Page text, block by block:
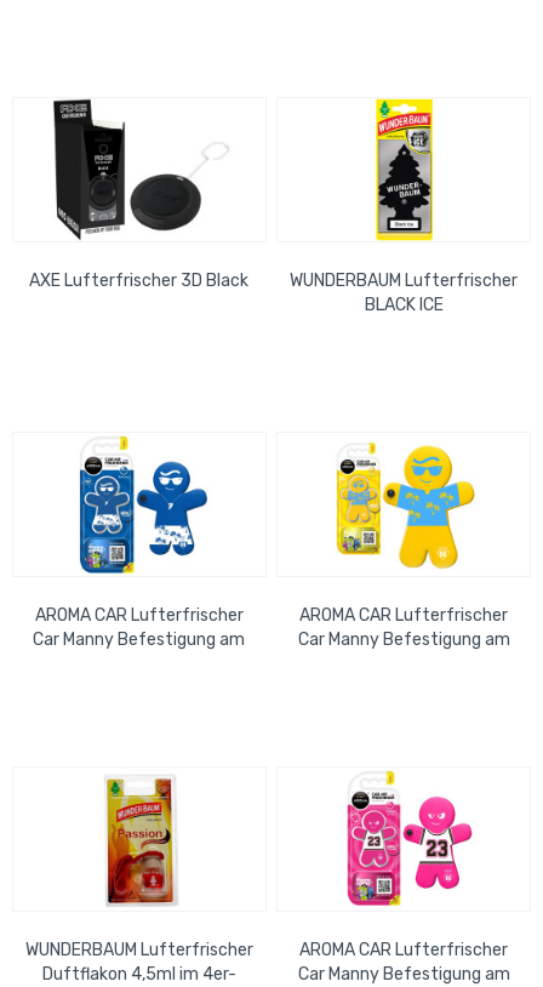
AXE Lufterfrischer 3D Black
WUNDERBAUM Lufterfrischer
BLACK ICE
AROMA CAR Lufterfrischer
Car Manny Befestigung am
AROMA CAR Lufterfrischer
Car Manny Befestigung am
WUNDERBAUM Lufterfrischer
Duftflakon 4,5ml im 4er-
AROMA CAR Lufterfrischer
Car Manny Befestigung am